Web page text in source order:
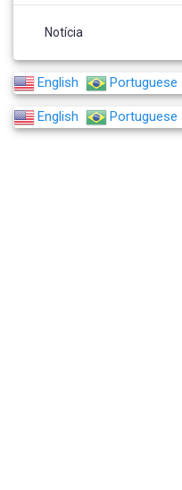
Notícia
English Portuguese
English Portuguese